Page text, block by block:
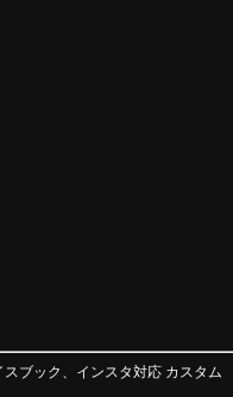
ブック、インスタ対応 カスタム